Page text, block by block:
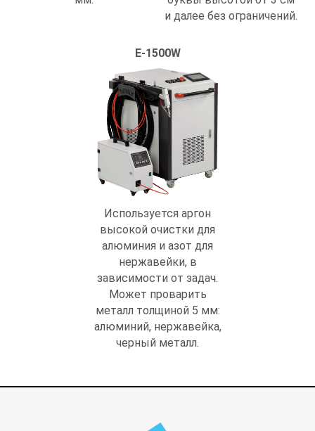
и далее без ограничений.
E-1500W
Используется аргон
высокой очистки для
алюминия и азот для
нержавейки, в
зависимости от задач.
Может проварить
металл толщиной 5 мм:
алюминий, нержавейка,
черный металл.